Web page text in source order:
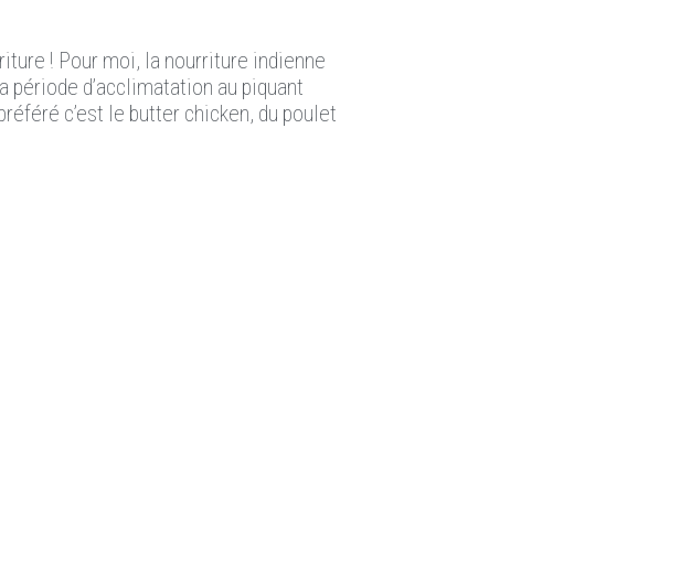
! Pour moi, la nourriture indienne
d’acclimatation au piquant
c’est le butter chicken, du poulet